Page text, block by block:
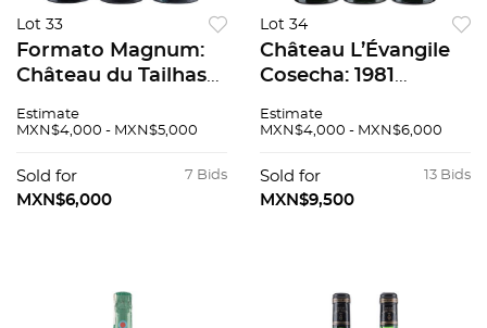
Lot 33
Formato Magnum:
Château du Tailhas
Château Prieuré-
pzs total
Estimate
MXN$4,000 - MXN$5,000
7 Bids
Sold for
MXN$6,000
Lot 34
Château L’Évangile
Cosecha: 1981
Niveles: en el cuello
Estimate
MXN$4,000 - MXN$6,000
13 Bids
Sold for
MXN$9,500